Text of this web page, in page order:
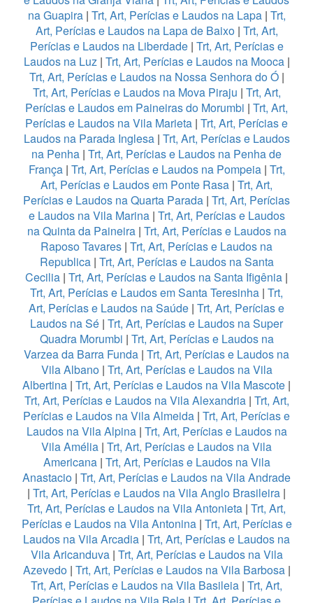
na Guapira| Trt, Art, Perícias e Laudos na Lapa| Trt,
Art, Perícias e Laudos na Lapa de Baixo | Trt, Art,
Perícias e Laudos na Liberdade | Trt, Art, Perícias e
Laudos na Luz| Trt, Art, Perícias e Laudos na Mooca|
Trt, Art, Perícias e Laudos na Nossa Senhora do Ó|
Trt, Art, Perícias e Laudos na Mova Piraju | Trt, Art,
Perícias e Laudos em Paineiras do Morumbi | Trt, Art,
Perícias e Laudos na Vila Marieta | Trt, Art, Perícias e
Laudos na Parada Inglesa | Trt, Art, Perícias e Laudos
na Penha | Trt, Art, Perícias e Laudos na Penha de
França | Trt, Art, Perícias e Laudos na Pompeia| Trt,
Art, Perícias e Laudos em Ponte Rasa | Trt, Art,
Perícias e Laudos na Quarta Parada | Trt, Art, Perícias
e Laudos na Vila Marina| Trt, Art, Perícias e Laudos
na Quinta da Paineira| Trt, Art, Perícias e Laudos na
Raposo Tavares | Trt, Art, Perícias e Laudos na
Republica| Trt, Art, Perícias e Laudos na Santa
Cecilia | Trt, Art, Perícias e Laudos na Santa Ifigênia |
Trt, Art, Perícias e Laudos em Santa Teresinha | Trt,
Art, Perícias e Laudos na Saúde | Trt, Art, Perícias e
Laudos na Sé | Trt, Art, Perícias e Laudos na Super
Quadra Morumbi | Trt, Art, Perícias e Laudos na
Varzea da Barra Funda | Trt, Art, Perícias e Laudos na
Vila Albano| Trt, Art, Perícias e Laudos na Vila
Albertina | Trt, Art, Perícias e Laudos na Vila Mascote |
Trt, Art, Perícias e Laudos na Vila Alexandria| Trt, Art,
Perícias e Laudos na Vila Almeida | Trt, Art, Perícias e
Laudos na Vila Alpina | Trt, Art, Perícias e Laudos na
Vila Amélia | Trt, Art, Perícias e Laudos na Vila
Americana| Trt, Art, Perícias e Laudos na Vila
Anastacio | Trt, Art, Perícias e Laudos na Vila Andrade
| Trt, Art, Perícias e Laudos na Vila Anglo Brasileira |
Trt, Art, Perícias e Laudos na Vila Antonieta | Trt, Art,
Perícias e Laudos na Vila Antonina| Trt, Art, Perícias e
Laudos na Vila Arcadia | Trt, Art, Perícias e Laudos na
Vila Aricanduva| Trt, Art, Perícias e Laudos na Vila
Azevedo| Trt, Art, Perícias e Laudos na Vila Barbosa|
Trt, Art, Perícias e Laudos na Vila Basileia | Trt, Art,